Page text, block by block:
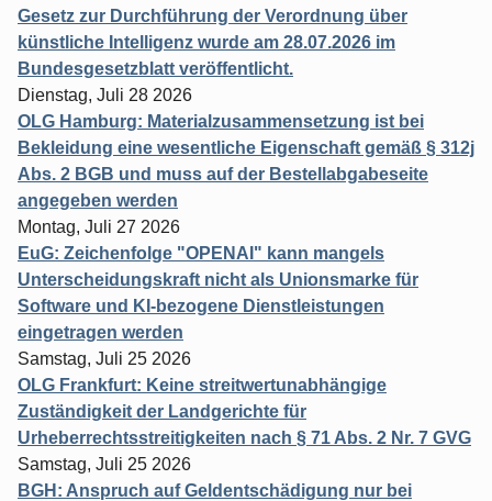
Gesetz zur Durchführung der Verordnung über
künstliche Intelligenz wurde am 28.07.2026 im
Bundesgesetzblatt veröffentlicht.
Dienstag, Juli 28 2026
OLG Hamburg: Materialzusammensetzung ist bei
Bekleidung eine wesentliche Eigenschaft gemäß § 312j
Abs. 2 BGB und muss auf der Bestellabgabeseite
angegeben werden
Montag, Juli 27 2026
EuG: Zeichenfolge "OPENAI" kann mangels
Unterscheidungskraft nicht als Unionsmarke für
Software und KI-bezogene Dienstleistungen
eingetragen werden
Samstag, Juli 25 2026
OLG Frankfurt: Keine streitwertunabhängige
Zuständigkeit der Landgerichte für
Urheberrechtsstreitigkeiten nach § 71 Abs. 2 Nr. 7 GVG
Samstag, Juli 25 2026
BGH: Anspruch auf Geldentschädigung nur bei